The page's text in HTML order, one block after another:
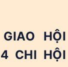
HỘI
CHI HỘI